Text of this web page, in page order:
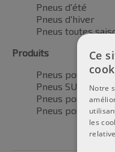
Pneus d'été
Pneus d'hiver
Pneus toutes
Produits
Pneus pour
Pneus SUV / 4x4
Pneus pour
Pneus pour motos
Ce
Notre
les